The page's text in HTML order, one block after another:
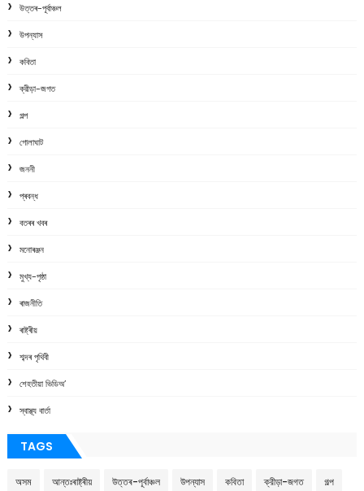
উত্তৰ-পূৰ্বাঞ্চল
উপন্যাস
কবিতা
ক্রীড়া-জগত
গল্প
গোলাঘাট
জননী
প্ৰবন্ধ
বতৰৰ খবৰ
মনোৰঞ্জন
মুখ্য-পৃষ্ঠা
ৰাজনীতি
ৰাষ্ট্ৰীয়
শব্দৰ পৃথিবী
শেহতীয়া ভিডিঅ’
স্বাস্থ্য বাৰ্তা
TAGS
অসম আন্তঃৰাষ্ট্ৰীয় উত্তৰ-পূৰ্বাঞ্চল উপন্যাস কবিতা ক্রীড়া-জগত গল্প